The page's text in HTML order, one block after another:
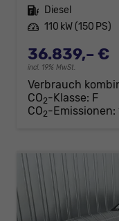
Kraftstoff Diesel
Leistung 110 kW (150 PS)
36.839,– €
incl. 19% MwSt.
Verbrauch
CO2-Klasse: F
CO2-Emissionen: